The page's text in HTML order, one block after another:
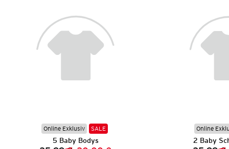
Online Exklusiv SALE
5 Baby Bodys
Online
2 Baby